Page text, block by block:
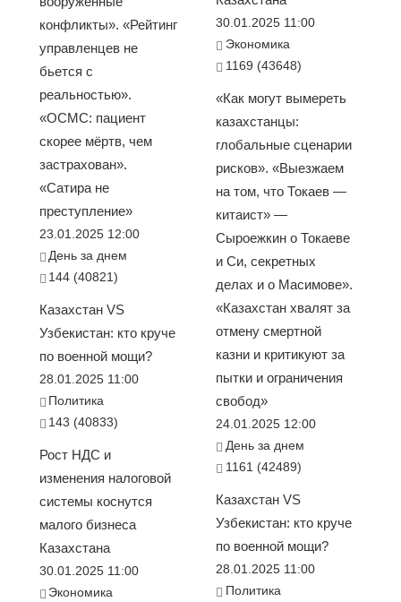
конфликты». «Рейтинг
управленцев не
бьется с
реальностью».
«ОСМС: пациент
скорее мёртв, чем
застрахован».
«Сатира не
преступление»
23.01.2025 12:00
День за днем
144 (40821)
Казахстан VS
Узбекистан: кто круче
по военной мощи?
28.01.2025 11:00
Политика
143 (40833)
Рост НДС и
изменения налоговой
системы коснутся
малого бизнеса
Казахстана
30.01.2025 11:00
Экономика
30.01.2025 11:00
Экономика
1169 (43648)
«Как могут вымереть
казахстанцы:
глобальные сценарии
рисков». «Выезжаем
на том, что Токаев —
китаист» —
Сыроежкин о Токаеве
и Си, секретных
делах и о Масимове».
«Казахстан хвалят за
отмену смертной
казни и критикуют за
пытки и ограничения
свобод»
24.01.2025 12:00
День за днем
1161 (42489)
Казахстан VS
Узбекистан: кто круче
по военной мощи?
28.01.2025 11:00
Политика